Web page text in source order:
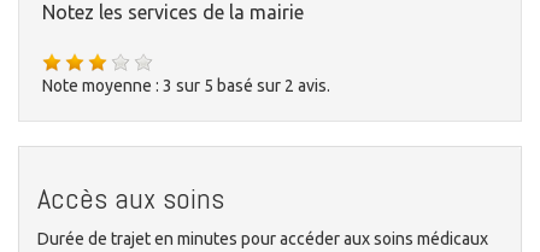
Notez les services de la mairie
Note moyenne : 3 sur 5 basé sur 2 avis.
Accès aux soins
Durée de trajet en minutes pour accéder aux soins médicaux